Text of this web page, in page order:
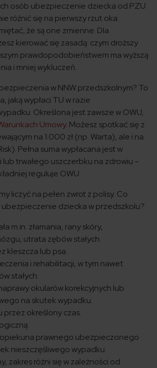
osób ubezpieczenie dziecka od PZU
różnić się na pierwszy rzut oka.
że są one zmienne. Dla
kierować się zasadą: czym droższy
prawdopodobieństwem ma wyższą
i mniej wykluczeń.
w NNW przedszkolnym? To
jaką wypłaci TU w razie
Określona jest zawsze w OWU,
Umowy. Możesz spotkać się z
na 1.000 zł (np. Warta), ale i na
Pełna suma wypłacana jest w
trwałego uszczerbku na zdrowiu –
reguluje OWU.
liczyć na pełen zwrot z polisy. Co
dziecka w przedszkolu?
m.in. złamania, rany skóry,
utrata zębów stałych.
kleszcza lub psa.
i rehabilitacji, w tym nawet
stałych.
okularów korekcyjnych lub
na skutek wypadku.
przez określony czas.
prawnego ubezpieczonego
nieszczęśliwego wypadku.
zakres różni się w zależności od